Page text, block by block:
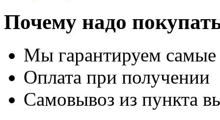
Почему надо
Мы гарантируем
Оплата при получении
Самовывоз из пункта